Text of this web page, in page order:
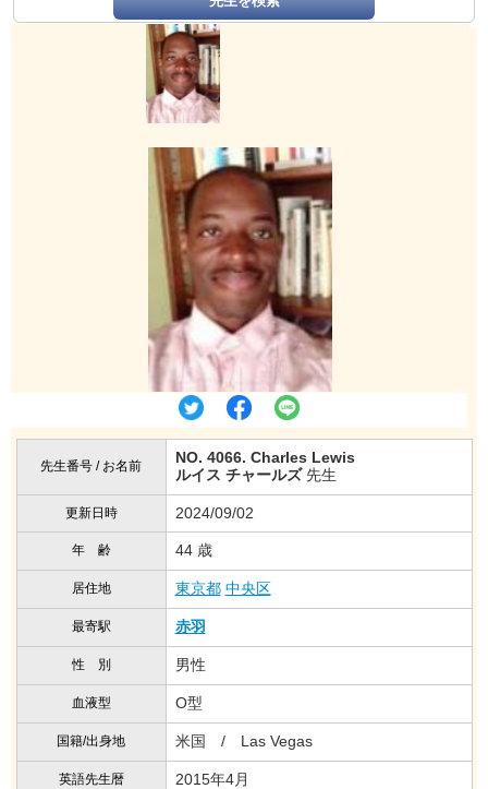
先生番号 / お名前
NO. 4066. Charles Lewis
ルイス チャールズ先生
更新日時 2024/09/02
年 齢 44 歳
居住地 東京都 中央区
最寄駅 赤羽
性 別 男性
血液型 O型
国籍/出身地 米国 / Las Vegas
英語先生暦 2015年4月